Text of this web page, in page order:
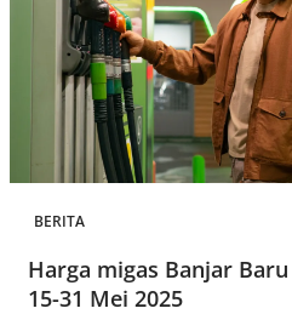
BERITA
Harga migas Banjar
15-31 Mei 2025